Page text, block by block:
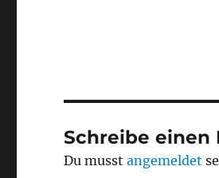
Schreibe einen
Du musstangemeldet